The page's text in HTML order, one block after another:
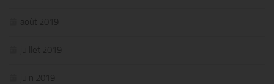
août 2019
juillet 2019
juin 2019